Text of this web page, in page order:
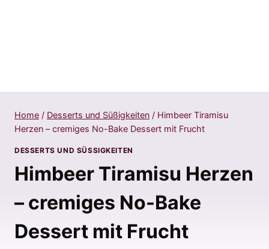
Home / Desserts und Süßigkeiten / Himbeer Tiramisu
Herzen – cremiges No-Bake Dessert mit Frucht
DESSERTS UND SÜSSIGKEITEN
Himbeer Tiramisu Herzen
– cremiges No-Bake
Dessert mit Frucht